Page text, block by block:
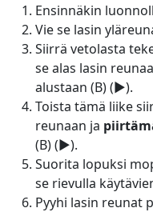
Ensinnäkin
Vie se lasin
Siirrä vetolasta
se alas lasin
alustaan (B) (►).
Toista tämä liike
reunaan ja
(B) (►).
Suorita lopuksi
se rievulla
Pyyhi lasin reunat